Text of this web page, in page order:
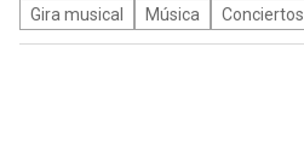
Gira musical
Música Conciertos